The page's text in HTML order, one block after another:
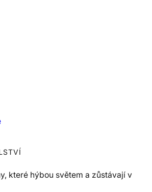
které hýbou světem a zůstávají v